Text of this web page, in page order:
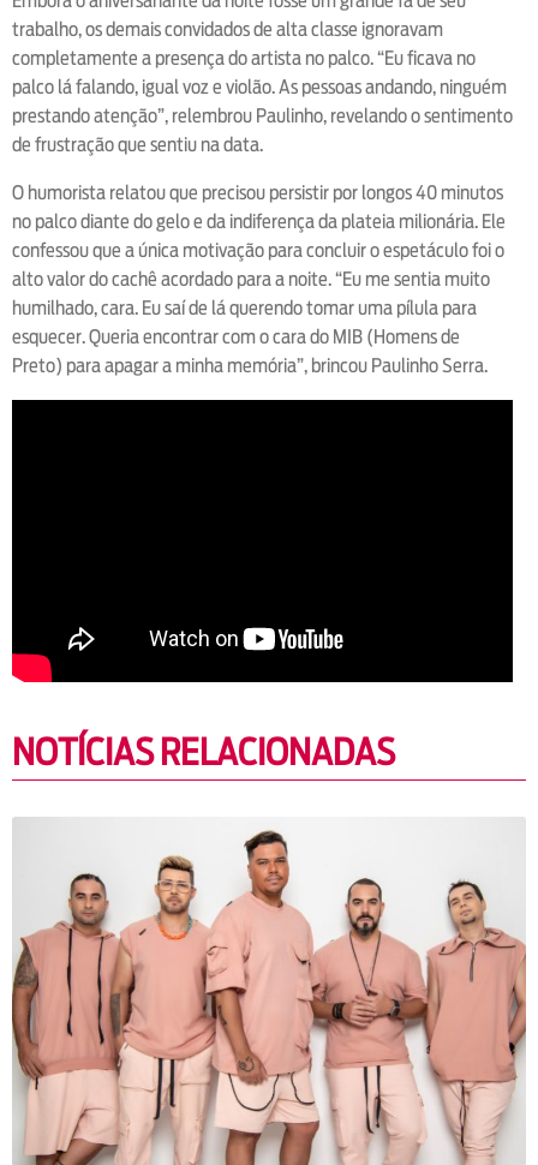
trabalho, os demais convidados de alta classe ignoravam
completamente a presença do artista no palco. “Eu ficava no
palco lá falando, igual voz e violão. As pessoas andando, ninguém
prestando atenção”, relembrou Paulinho, revelando o sentimento
de frustração que sentiu na data.
O humorista relatou que precisou persistir por longos 40 minutos
no palco diante do gelo e da indiferença da plateia milionária. Ele
confessou que a única motivação para concluir o espetáculo foi o
alto valor do cachê acordado para a noite. “Eu me sentia muito
humilhado, cara. Eu saí de lá querendo tomar uma pílula para
esquecer. Queria encontrar com o cara do MIB (Homens de
Preto) para apagar a minha memória”, brincou Paulinho Serra.
NOTÍCIAS RELACIONADAS